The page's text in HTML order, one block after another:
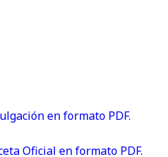
en formato PDF.
Oficial en formato PDF.